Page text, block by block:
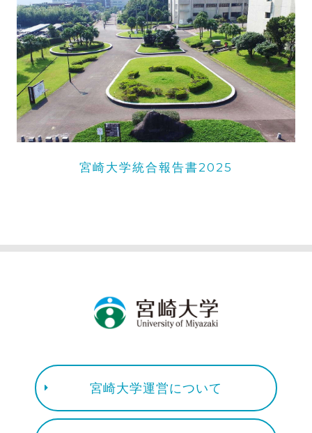
宮崎大学統合報告書2025
宮崎大学運営について